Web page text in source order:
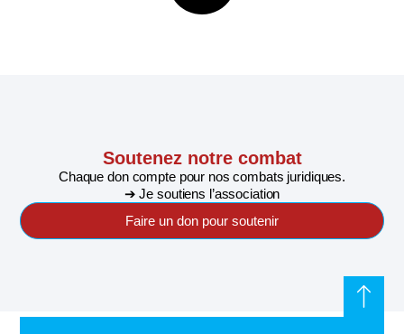
Soutenez notre combat
Chaque don compte pour nos combats juridiques.
➔ Je soutiens l’association
Faire un don pour soutenir